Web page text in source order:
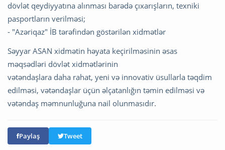
dövlət qeydiyyatına alınması barədə çıxarışların, texniki
pasportların verilməsi;
- "Azəriqaz" İB tərəfindən göstərilən xidmətlər
Səyyar ASAN xidmətin həyata keçirilməsinin əsas
məqsədləri dövlət xidmətlərinin
vətəndaşlara daha rahat, yeni və innovativ üsullarla təqdim
edilməsi, vətəndaşlar üçün əlçatanlığın təmin edilməsi və
vətəndaş məmnunluğuna nail olunmasıdır.
Paylaş Tweet